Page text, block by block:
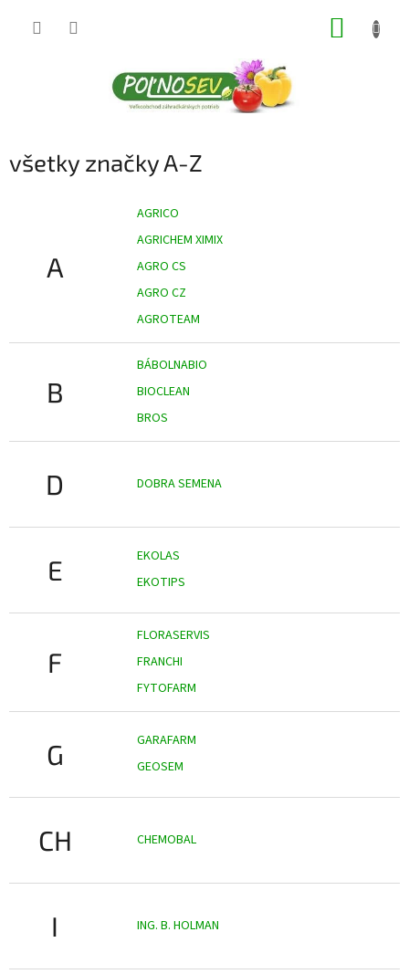
všetky značky A-Z
A
AGRICO
AGRICHEM XIMIX
AGRO CS
AGRO CZ
AGROTEAM
B
BÁBOLNABIO
BIOCLEAN
BROS
D DOBRA SEMENA
E
EKOLAS
EKOTIPS
F
FLORASERVIS
FRANCHI
FYTOFARM
G
GARAFARM
GEOSEM
CH CHEMOBAL
I ING. B. HOLMAN